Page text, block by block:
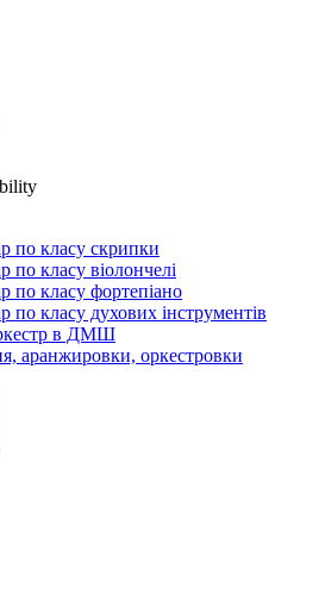
по класу скрипки
по класу віолончелі
по класу фортепіано
по класу духових інструментів
в ДМШ
аранжировки, оркестровки